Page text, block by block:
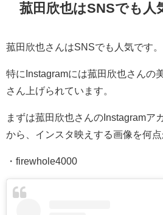
菰田欣也はSNSでも人
菰田欣也さんはSNSでも人気です。
特にInstagramには菰田欣也さんの
さん上げられています。
まずは菰田欣也さんのInstagramア
から、インスタ映えする画像を何点
・firewhole4000